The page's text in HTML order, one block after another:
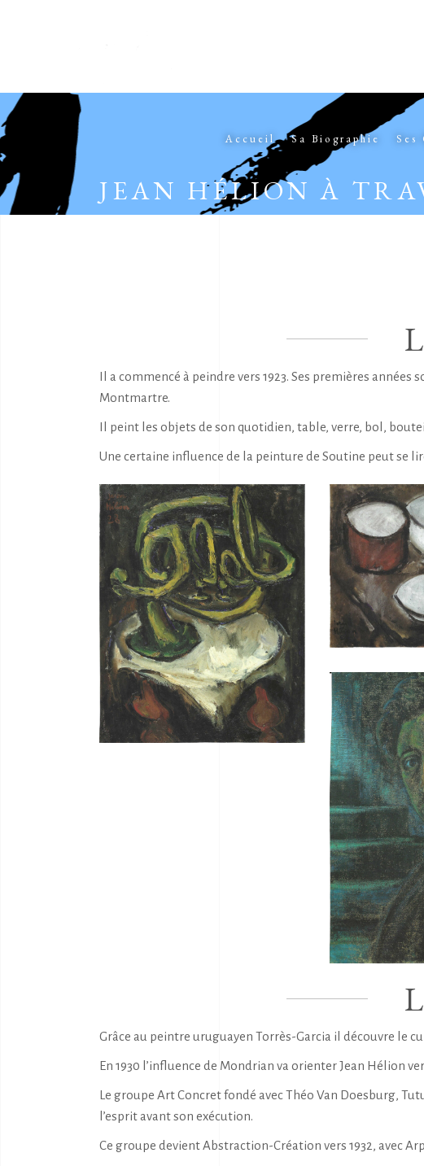
Accueil Sa Biographie Ses
JEAN HÉLION À
Il a commencé à peindre vers 1923. Ses premières
Montmartre.
Il peint les objets de son quotidien, table, verre, bol,
Une certaine influence de la peinture de Soutine peut se
Grâce au peintre uruguayen Torrès-Garcia il découvre le
En 1930 l’influence de Mondrian va orienter Jean Hélion
Le groupe Art Concret fondé avec Théo Van Doesburg,
l’esprit avant son exécution.
Ce groupe devient Abstraction-Création vers 1932, avec